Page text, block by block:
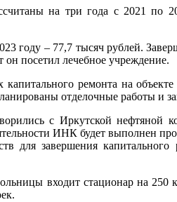
на три года с 2021 по
году – 77,7 тысяч рублей.
он посетил лечебное учреждение.
ремонта на
отделочные работы и
с Иркутской нефтяной
ИНК будет выполнен
завершения капитального
входит стационар на